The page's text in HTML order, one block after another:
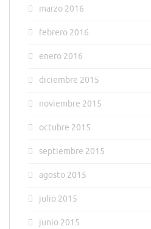
marzo 2016
febrero 2016
enero 2016
diciembre 2015
noviembre 2015
octubre 2015
septiembre 2015
agosto 2015
julio 2015
junio 2015